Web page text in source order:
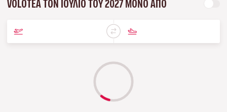
VOLOTEA ΤΟΝ ΙΟΎΛΙΟ ΤΟΥ 2027 ΜΌΝΟ ΑΠΌ